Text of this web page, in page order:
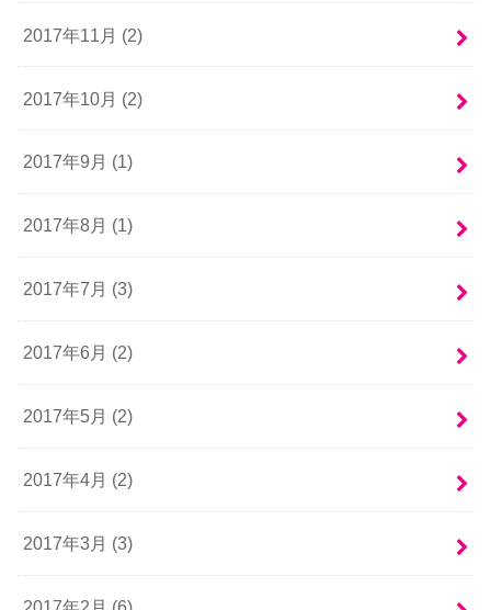
2017年11月 (2)
2017年10月 (2)
2017年9月 (1)
2017年8月 (1)
2017年7月 (3)
2017年6月 (2)
2017年5月 (2)
2017年4月 (2)
2017年3月 (3)